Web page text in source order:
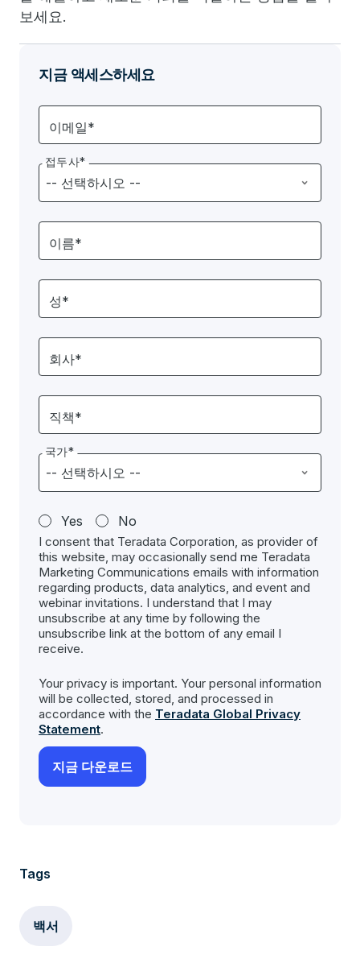
보세요.
지금 액세스하세요
이메일*
접두사*
이름*
성*
회사*
직책*
국가*
Yes No
I consent that Teradata Corporation, as provider of
this website, may occasionally send me Teradata
Marketing Communications emails with information
regarding products, data analytics, and event and
webinar invitations. I understand that I may
unsubscribe at any time by following the
unsubscribe link at the bottom of any email I
receive.
Your privacy is important. Your personal information
will be collected, stored, and processed in
accordance with the Teradata Global Privacy
Statement.
Tags
백서